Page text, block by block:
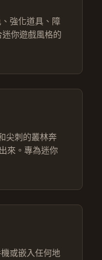
強化道具、障
你遊戲風格的
尖刺的叢林奔
來。專為迷你
或嵌入任何地